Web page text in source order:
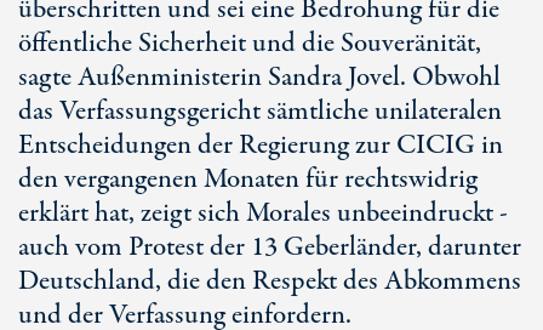
überschritten und sei eine Bedrohung für die
öffentliche Sicherheit und die Souveränität,
sagte Außenministerin Sandra Jovel. Obwohl
das Verfassungsgericht sämtliche unilateralen
Entscheidungen der Regierung zur CICIG in
den vergangenen Monaten für rechtswidrig
erklärt hat, zeigt sich Morales unbeeindruckt -
auch vom Protest der 13 Geberländer, darunter
Deutschland, die den Respekt des Abkommens
und der Verfassung einfordern.